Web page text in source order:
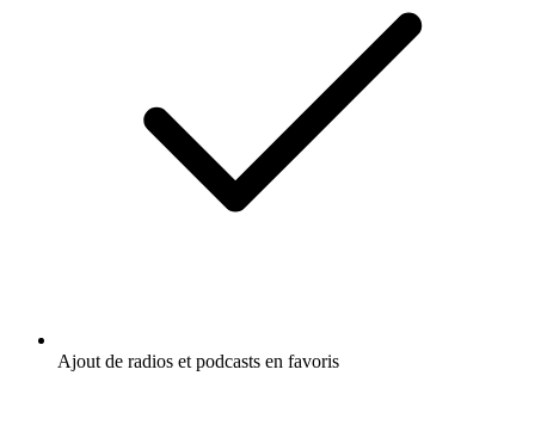
Ajout de radios et podcasts en favoris